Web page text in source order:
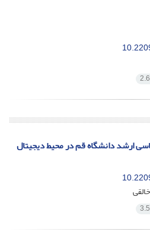
ارشد دانشگاه قم در محیط دیجیتال